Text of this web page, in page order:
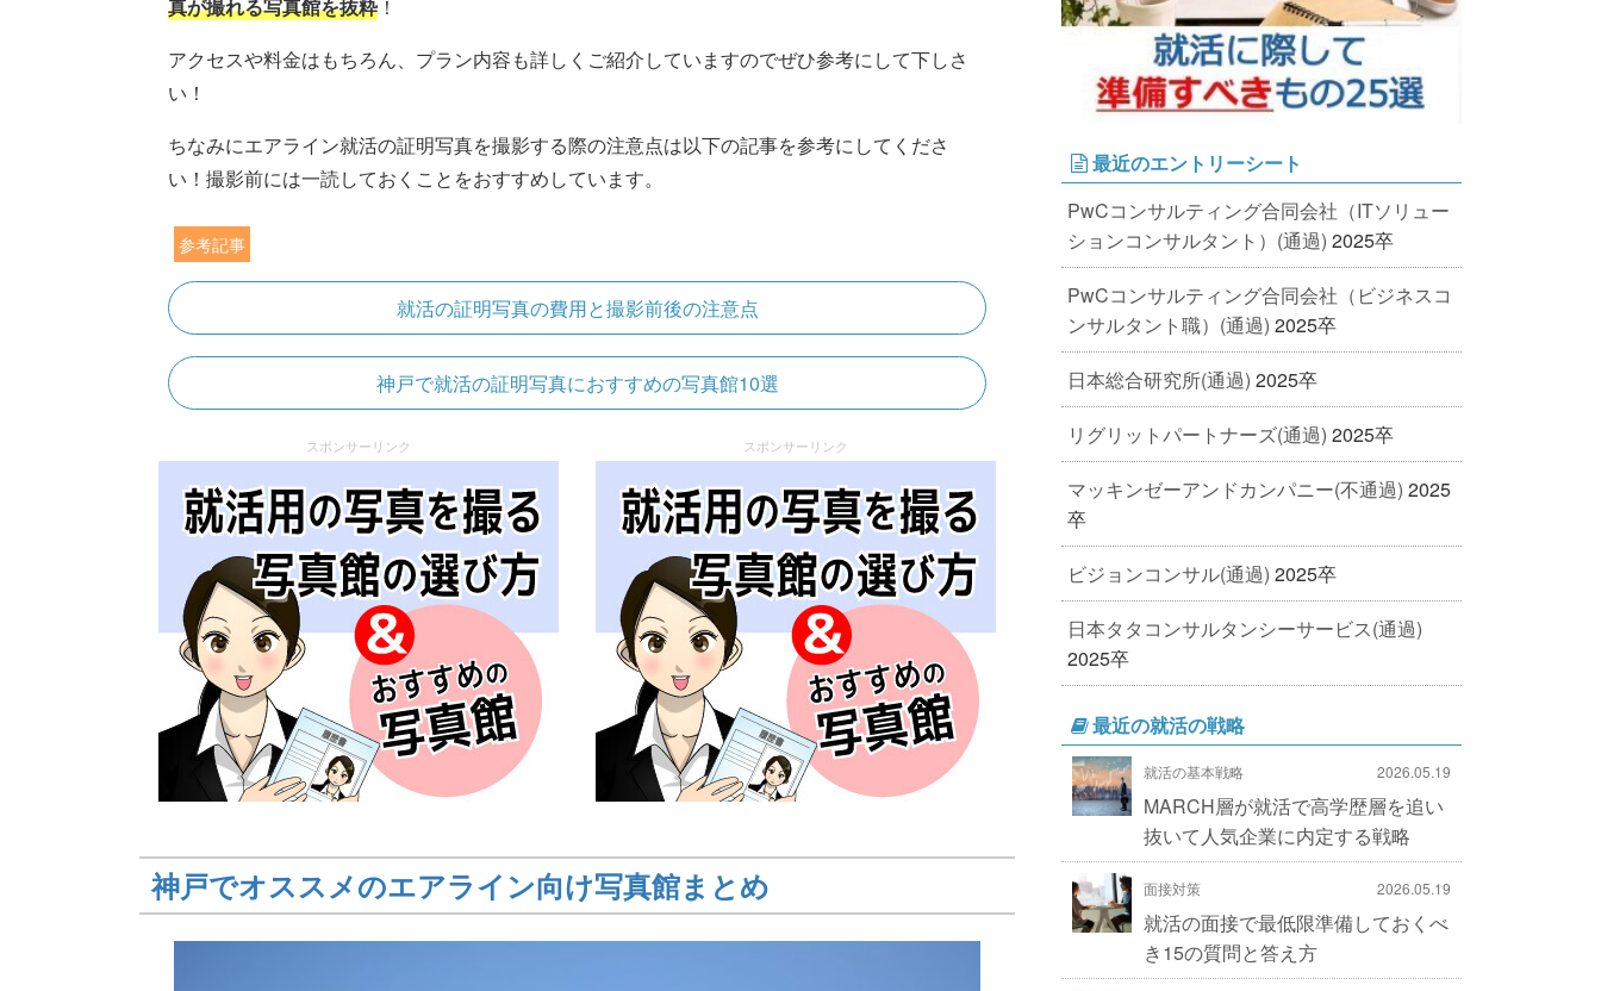
真が撮れる写真館を抜粋 ！
アクセスや料金はもちろん、プラン内容も詳しくご紹介していますのでぜひ参考にして下しさ
い！
ちなみにエアライン就活の証明写真を撮影する際の注意点は以下の記事を参考にしてくださ
い！撮影前には一読しておくことをおすすめしています。
参考記事
就活の証明写真の費用と撮影前後の注意点
神戸で就活の証明写真におすすめの写真館10選
スポンサーリンク スポンサーリンク
神戸でオススメのエアライン向け写真館まとめ
最近のエントリーシート
PwCコンサルティング合同会社（ITソリュー
ションコンサルタント）(通過) 2025卒
PwCコンサルティング合同会社（ビジネスコ
ンサルタント職）(通過) 2025卒
日本総合研究所(通過) 2025卒
リグリットパートナーズ(通過) 2025卒
マッキンゼーアンドカンパニー(不通過) 2025
卒
ビジョンコンサル(通過) 2025卒
日本タタコンサルタンシーサービス(通過)
2025卒
最近の就活の戦略
就活の基本戦略 2026.05.19
MARCH層が就活で高学歴層を追い
抜いて人気企業に内定する戦略
面接対策 2026.05.19
就活の面接で最低限準備しておくべ
き15の質問と答え方